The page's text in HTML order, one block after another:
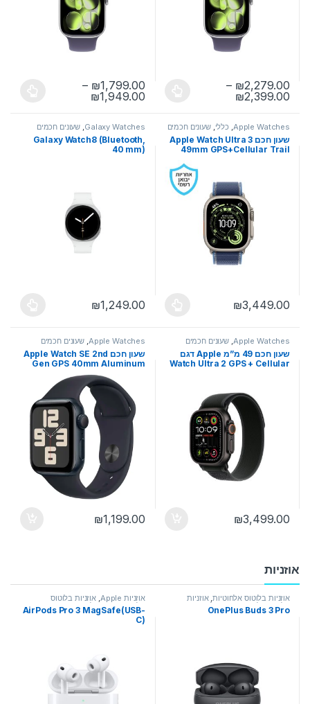
₪2,279.00
–
₪2,399.00 טווח מחירים: ⁦₪2,279.00⁩ עד ⁦₪2,399.00⁩
למוצר זה יש מספר סוגים. ניתן לבחור את האפשרויות בעמוד המוצר
₪1,799.00
–
₪1,949.00 טווח מחירים: ⁦₪1,799.00⁩ עד ⁦₪1,949.00⁩
למוצר זה יש מספר סוגים. ניתן
Apple Watches
, כללי,שעונים חכמים
שעון חכם Apple Watch Ultra 3
49mm GPS+Cellular Trail
₪3,449.00
למוצר זה יש מספר סוגים. ניתן לבחור את האפשרויות בעמוד המוצר
Galaxy Watches
, שעונים חכמים
Galaxy Watch8 (Bluetooth,
40 mm)
₪1,249.00
למוצר זה יש מספר סוגים. ניתן
Apple Watches
, שעונים חכמים
שעון חכם 49 מ”מ Apple דגם
Watch Ultra 2 GPS + Cellular
יבואן רשמי
₪3,499.00
Apple Watches
, שעונים חכמים
שעון חכם Apple Watch SE 2nd
Gen GPS 40mm Aluminum
Case & Sport Loop יבואן רשמי
₪1,199.00
אוזניות
אוזניות בלוטוס אלחוטיות,אוזניות
בלוטוס אלחוטיות מתקפלות
OnePlus Buds 3 Pro
אוזניות Apple אוזניות בלוטוס
אלחוטיות מתקפלות
AirPods Pro 3 MagSafe(USB-
C)